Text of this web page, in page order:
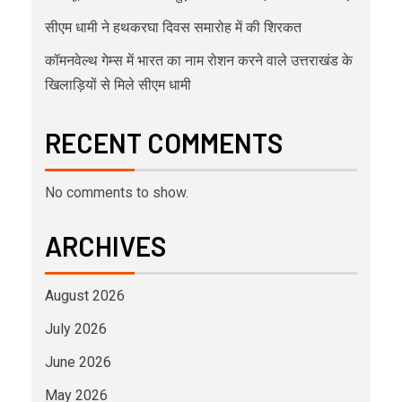
सीएम धामी ने हथकरघा दिवस समारोह में की शिरकत
कॉमनवेल्थ गेम्स में भारत का नाम रोशन करने वाले उत्तराखंड के
खिलाड़ियों से मिले सीएम धामी
RECENT COMMENTS
No comments to show.
ARCHIVES
August 2026
July 2026
June 2026
May 2026